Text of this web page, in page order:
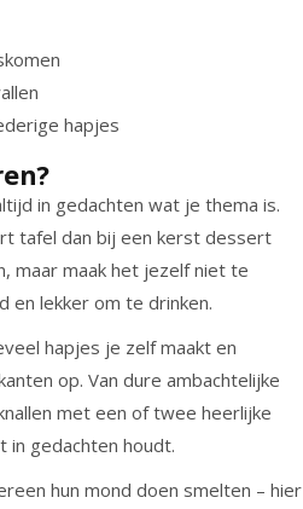
hapjes
in gedachten wat je thema is.
tafel dan bij een kerst dessert
maar maak het jezelf niet te
en lekker om te drinken.
hapjes je zelf maakt en
op. Van dure ambachtelijke
met een of twee heerlijke
gedachten houdt.
hun mond doen smelten – hier